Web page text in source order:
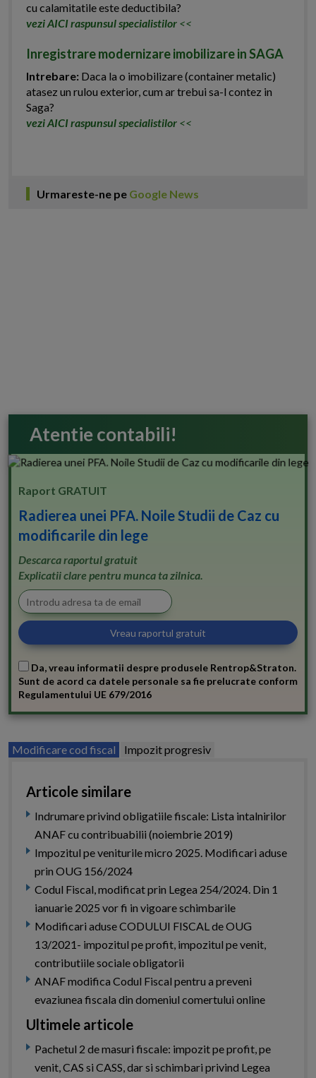
cu calamitatile este deductibila?
vezi AICI raspunsul specialistilor <<
Inregistrare modernizare imobilizare in SAGA
Intrebare: Daca la o imobilizare (container metalic)
atasez un rulou exterior, cum ar trebui sa-l contez in
Saga?
vezi AICI raspunsul specialistilor <<
Urmareste-ne pe Google News
Atentie contabili!
Raport GRATUIT
Radierea unei PFA. Noile Studii de Caz cu
modificarile din lege
Descarca raportul gratuit
Explicatii clare pentru munca ta zilnica.
Da, vreau informatii despre produsele Rentrop&Straton.
Sunt de acord ca datele personale sa fie prelucrate conform
Regulamentului UE 679/2016
Modificare cod fiscal Impozit progresiv
Articole similare
Indrumare privind obligatiile fiscale: Lista intalnirilor
ANAF cu contribuabilii (noiembrie 2019)
Impozitul pe veniturile micro 2025. Modificari aduse
prin OUG 156/2024
Codul Fiscal, modificat prin Legea 254/2024. Din 1
ianuarie 2025 vor fi in vigoare schimbarile
Modificari aduse CODULUI FISCAL de OUG
13/2021- impozitul pe profit, impozitul pe venit,
contributiile sociale obligatorii
ANAF modifica Codul Fiscal pentru a preveni
evaziunea fiscala din domeniul comertului online
Ultimele articole
Pachetul 2 de masuri fiscale: impozit pe profit, pe
venit, CAS si CASS, dar si schimbari privind Legea